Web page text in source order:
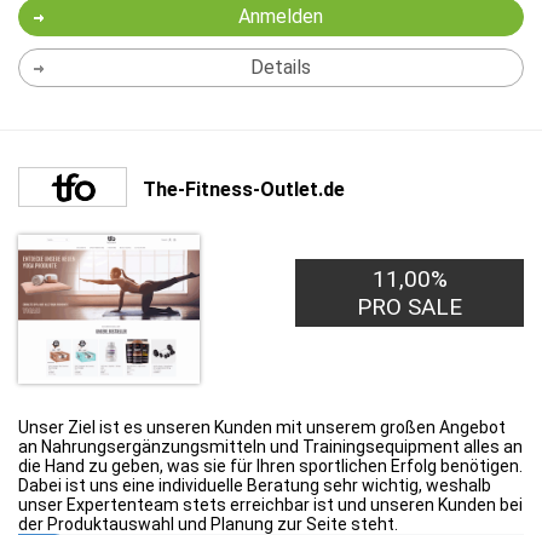
Anmelden
Details
The-Fitness-Outlet.de
11,00%
PRO SALE
Unser Ziel ist es unseren Kunden mit unserem großen Angebot
an Nahrungsergänzungsmitteln und Trainingsequipment alles an
die Hand zu geben, was sie für Ihren sportlichen Erfolg benötigen.
Dabei ist uns eine individuelle Beratung sehr wichtig, weshalb
unser Expertenteam stets erreichbar ist und unseren Kunden bei
der Produktauswahl und Planung zur Seite steht.